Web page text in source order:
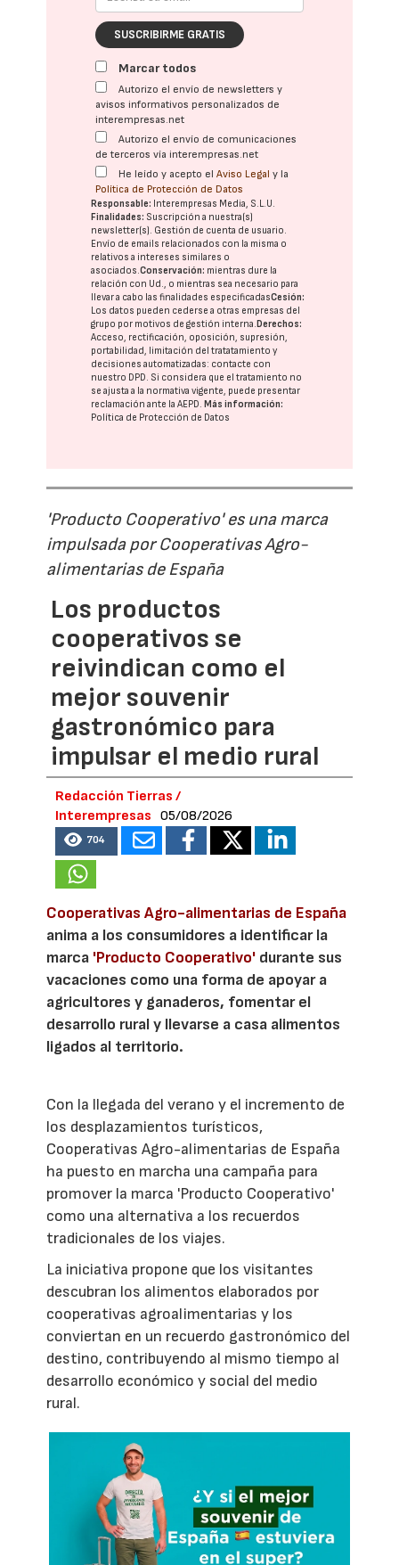
SUSCRIBIRME GRATIS
Marcar todos
Autorizo el envío de newsletters y
avisos informativos personalizados de
interempresas.net
Autorizo el envío de comunicaciones
de terceros vía interempresas.net
He leído y acepto elAviso Legal y la
Política de Protección de Datos
Responsable: Interempresas Media, S.L.U.
Finalidades: Suscripción a nuestra(s)
newsletter(s). Gestión de cuenta de usuario.
Envío de emails relacionados con la misma o
relativos a intereses similares o
asociados.Conservación: mientras dure la
relación con Ud., o mientras sea necesario para
llevar a cabo las finalidades especificadasCesión:
Los datos pueden cederse a otras empresas del
grupo por motivos de gestión interna.Derechos:
Acceso, rectificación, oposición, supresión,
portabilidad, limitación del tratatamiento y
decisiones automatizadas: contacte con
nuestro DPD. Si considera que el tratamiento no
se ajusta a la normativa vigente, puede presentar
reclamación ante laAEPD.Más información:
Política de Protección de Datos
'Producto Cooperativo' es una marca
impulsada por Cooperativas Agro-
alimentarias de España
Los productos
cooperativos se
reivindican como el
mejor souvenir
gastronómico para
impulsar el medio rural
Redacción Tierras /
Interempresas
05/08/2026
704
Cooperativas Agro-alimentarias de España
anima a los consumidores a identificar la
marca 'Producto Cooperativo' durante sus
vacaciones como una forma de apoyar a
agricultores y ganaderos, fomentar el
desarrollo rural y llevarse a casa alimentos
ligados al territorio.
Con la llegada del verano y el incremento de
los desplazamientos turísticos,
Cooperativas Agro-alimentarias de España
ha puesto en marcha una campaña para
promover la marca 'Producto Cooperativo'
como una alternativa a los recuerdos
tradicionales de los viajes.
La iniciativa propone que los visitantes
descubran los alimentos elaborados por
cooperativas agroalimentarias y los
conviertan en un recuerdo gastronómico del
destino, contribuyendo al mismo tiempo al
desarrollo económico y social del medio
rural.